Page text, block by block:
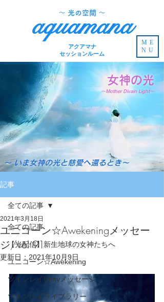
aquamana
​～ 光の空間 ～
アクアマナ
セッションルーム
ME
NU
～Mother Divain Light～
女神の光
～ いま女神の光と慈愛へ還るとき～
記事
全ての記事
【光配信】新生地球の女神たちへ
ユニコーン☆Awekening
ツインレイUnityメッセージ
ツインレイライブラリー
全ての記事
ユニコーン☆Awekeningメッセー
ジ/vol 91
2021年3月18日
更新日： 2021年10月9日